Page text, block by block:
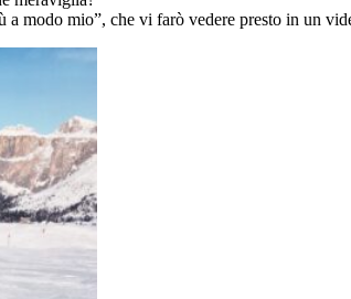
a modo mio”, che vi farò vedere presto in un